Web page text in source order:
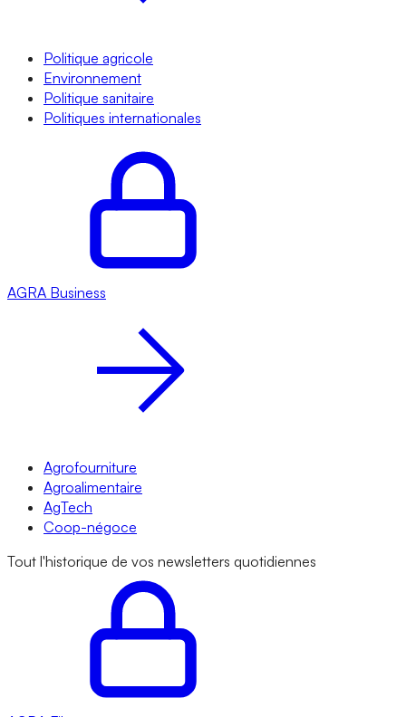
Politique agricole
Environnement
Politique sanitaire
Politiques internationales
AGRA Business
Agrofourniture
Agroalimentaire
AgTech
Coop-négoce
Tout l'historique de vos newsletters quotidiennes